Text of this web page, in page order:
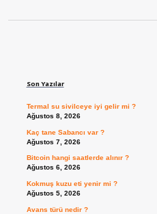
Son Yazılar
Termal su sivilceye iyi gelir mi ?
Ağustos 8, 2026
Kaç tane Sabancı var ?
Ağustos 7, 2026
Bitcoin hangi saatlerde alınır ?
Ağustos 6, 2026
Kokmuş kuzu eti yenir mi ?
Ağustos 5, 2026
Avans türü nedir ?